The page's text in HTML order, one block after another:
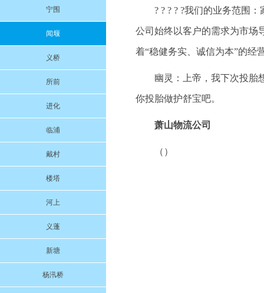
宁围
闻堰
义桥
所前
进化
临浦
戴村
楼塔
河上
义蓬
新塘
杨汛桥
? ? ? ? ?我们的业务范围
公司始终以客户的需求为市场
着“稳健务实、诚信为本”的经
幽灵：上帝，我下次投胎
你投胎做护舒宝吧。
萧山物流公司
（）